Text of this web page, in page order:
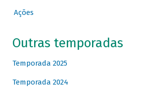
Ações
Outras temporadas
Temporada 2025
Temporada 2024